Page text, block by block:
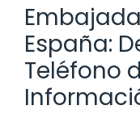
España:
Teléfono